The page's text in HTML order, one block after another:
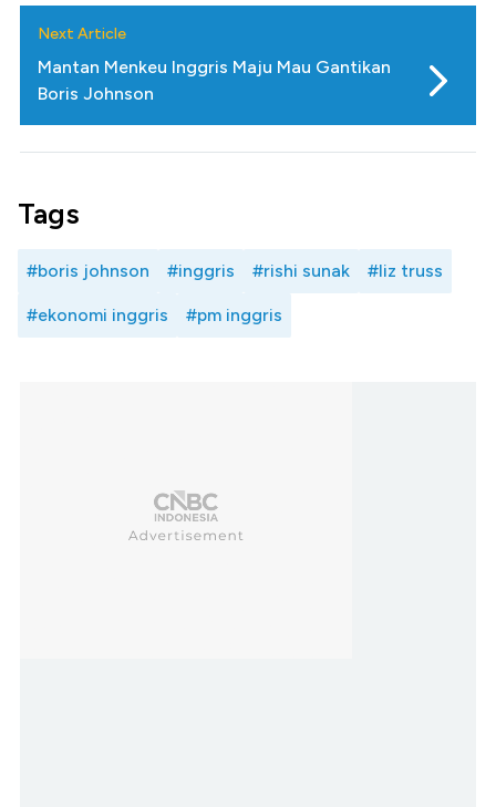
Next Article
Mantan Menkeu Inggris Maju Mau Gantikan
Boris Johnson
Tags
#boris johnson #inggris #rishi sunak #liz truss
#ekonomi inggris #pm inggris